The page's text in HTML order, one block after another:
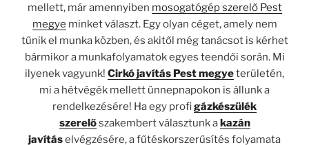
mellett, már amennyiben mosogatógép szerelő Pest
megye minket választ. Egy olyan céget, amely nem
tűnik el munka közben, és akitől még tanácsot is kérhet
bármikor a munkafolyamatok egyes teendői során. Mi
ilyenek vagyunk! Cirkó javítás Pest megyeterületén,
mi a hétvégék mellett ünnepnapokon is állunk a
rendelkezésére! Ha egy profigázkészülék
szerelőszakembert választunk akazán
javításelvégzésére, a fűtéskorszerűsítés folyamata